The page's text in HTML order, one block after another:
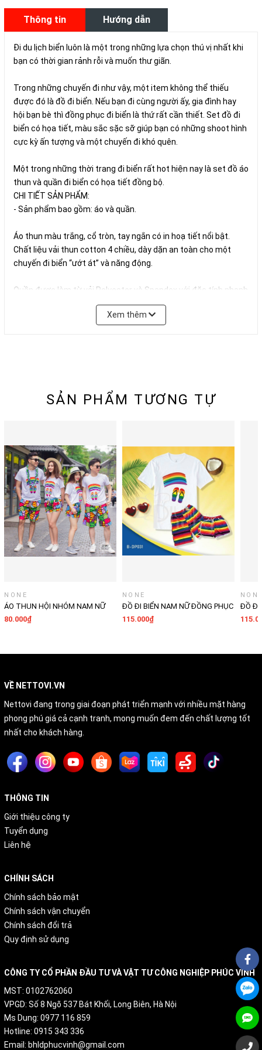
Thông tin
sản phẩm
Hướng dẫn
mua hàng
Đi du lịch biển luôn là một trong những lựa chọn thú vị nhất khi
bạn có thời gian rảnh rỗi và muốn thư giãn.
Trong những chuyến đi như vậy, một item không thể thiếu
được đó là đồ đi biển. Nếu bạn đi cùng người ấy, gia đình hay
hội bạn bè thì đồng phục đi biển là thứ rất cần thiết. Set đồ đi
biển có họa tiết, màu sắc sặc sỡ giúp bạn có những shoot hình
cực kỳ ấn tượng và một chuyến đi khó quên.
Một trong những thời trang đi biển rất hot hiện nay là set đồ áo
thun và quần đi biển có họa tiết đồng bộ.
CHI TIẾT SẢN PHẨM:
- Sản phẩm bao gồm: áo và quần.
Áo thun màu trắng, cổ tròn, tay ngắn có in hoạ tiết nổi bật.
Chất liệu vải thun cotton 4 chiều, dày dặn an toàn cho một
chuyến đi biển “ướt át” và năng động.
Quần được làm từ vải Polyester và Spandex với đặc tính nhanh
khô và thoáng khí tốt tạo cảm giác thoải mái khi mặc, chất liệu
Spandex được pha thêm giúp quần có tính đàn hồi giúp vận
+ Bộ đồ đi biển nam thì có kiểu quần đùi ngang gối, form rộng
thoải mái. Quần có họa tiết nổi bật kết hợp đồng bộ với áo thun
Đặc biệt, bộ đồ đi biển này có rất nhiều kích thước khác nhau
để phù hợp với mọi lứa tuổi. Do đó, nếu bạn cần đồ đi biển cho
bé trai hoặc đồ đi biển cho bé gái hay kể cả đồ đi biển bigsize
thì sản phẩm cũng có cho bạn lựa chọn.
Hãy xem ngay bảng size trong ảnh sản phẩm (ảnh cuối) hoặc
tại mục “Bảng quy đổi kích cỡ” nhé.
CHÚ Ý: Chỉ cần chọn size áo, Shop sẽ chọn size quần phù hợp
(dựa vào size áo và giới tính),
Xem thêm
SẢN PHẨM TƯƠNG TỰ
NONE
ÁO THUN HỘI NHÓM NAM NỮ
ĐỒNG PHỤC TEAM BUILDING
80.000₫
NONE
ĐỒ ĐI BIỂN NAM NỮ ĐỒNG PHỤC
ÁO QUẦN CHO GIA ĐÌNH CẶP ĐÔI
115.000₫
ĐỒ ĐI
ÁO
VỀ NETTOVI.VN
Nettovi đang trong giai đoạn phát triển mạnh với nhiều mặt hàng
phong phú giá cả cạnh tranh, mong muốn đem đến chất lượng tốt
nhất cho khách hàng.
THÔNG TIN
Giới thiệu công ty
Tuyển dụng
Liên hệ
CHÍNH SÁCH
Chính sách bảo mật
Chính sách vận chuyển
Chính sách đổi trả
Quy định sử dụng
CÔNG TY CỔ PHẦN ĐẦU TƯ VÀ VẬT TƯ CÔNG NGHIỆP PHÚC VINH
MST: 0102762060
VPGD: Số 8 Ngõ 537 Bát Khối, Long Biên, Hà Nội
Ms Dung: 0977 116 859
Hotline: 0915 343 336
Email: bhldphucvinh@gmail.com